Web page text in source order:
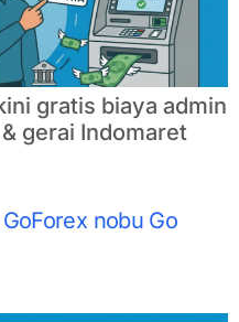
gratis biaya admin
& gerai Indomaret
nobu Go